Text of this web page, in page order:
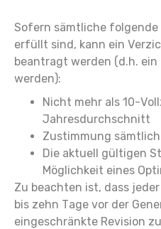
Sofern sämtliche
erfüllt sind, kann ein
beantragt werden (d.h.
werden):
Nicht mehr als 10-
Jahresdurchschnitt
Zustimmung
Die aktuell gültigen
Möglichkeit eines
Zu beachten ist, dass
bis zehn Tage vor der
eingeschränkte Revision